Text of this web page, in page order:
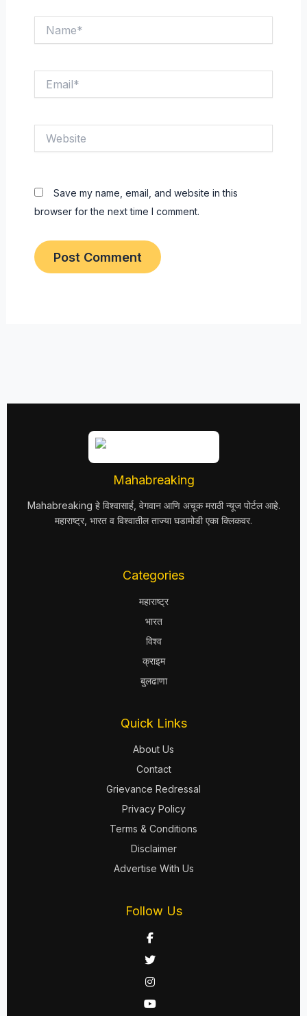
Save my name, email, and website in this
browser for the next time I comment.
Mahabreaking
Mahabreaking हे विश्वासार्ह, वेगवान आणि अचूक मराठी न्यूज पोर्टल आहे.
महाराष्ट्र, भारत व विश्वातील ताज्या घडामोडी एका क्लिकवर.
Categories
महाराष्ट्र
भारत
विश्व
क्राइम
बुलढाणा
Quick Links
About Us
Contact
Grievance Redressal
Privacy Policy
Terms & Conditions
Disclaimer
Advertise With Us
Follow Us